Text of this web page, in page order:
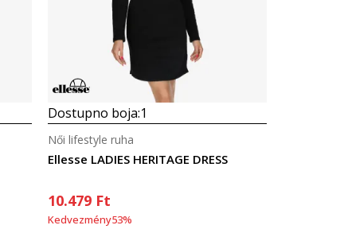
Dostupno boja:1
Ellesse LADIES HERITAGE DRESS
Női lifestyle ruha
10.479 Ft
Kedvezmény53%